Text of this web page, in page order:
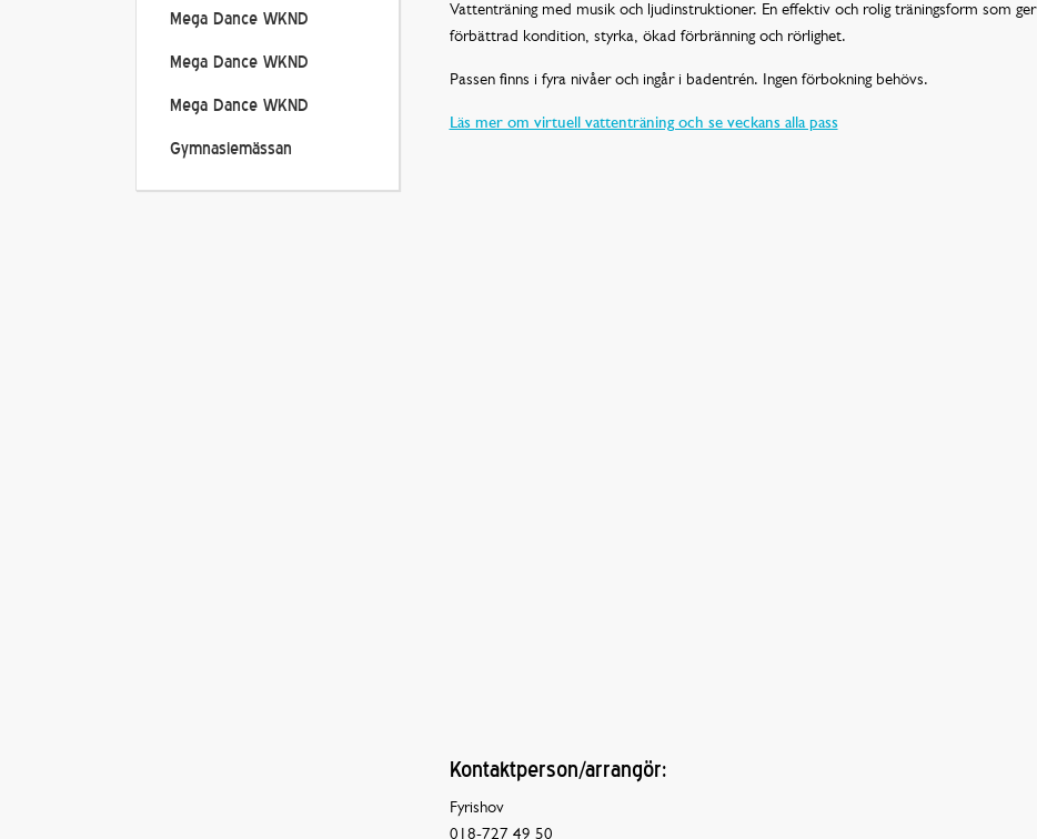
Mega Dance WKND
Mega Dance WKND
Mega Dance WKND
Gymnasiemässan
Vattenträning med musik och ljudinstruktioner. En effektiv och rolig träningsform som ger
förbättrad kondition, styrka, ökad förbränning och rörlighet.
Passen finns i fyra nivåer och ingår i badentrén. Ingen förbokning behövs.
Läs mer om virtuell vattenträning och se veckans alla pass
Kontaktperson/arrangör:
Fyrishov
018-727 49 50